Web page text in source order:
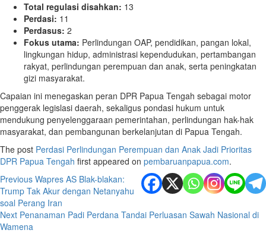
Total regulasi disahkan: 13
Perdasi: 11
Perdasus: 2
Fokus utama: Perlindungan OAP, pendidikan, pangan lokal,
lingkungan hidup, administrasi kependudukan, pertambangan
rakyat, perlindungan perempuan dan anak, serta peningkatan
gizi masyarakat.
Capaian ini menegaskan peran DPR Papua Tengah sebagai motor
penggerak legislasi daerah, sekaligus pondasi hukum untuk
mendukung penyelenggaraan pemerintahan, perlindungan hak-hak
masyarakat, dan pembangunan berkelanjutan di Papua Tengah.
The post Perdasi Perlindungan Perempuan dan Anak Jadi Prioritas
DPR Papua Tengah first appeared on pembaruanpapua.com.
Post
navigation
Previous Wapres AS Blak-blakan:
Trump Tak Akur dengan Netanyahu
soal Perang Iran
Next Penanaman Padi Perdana Tandai Perluasan Sawah Nasional di
Wamena